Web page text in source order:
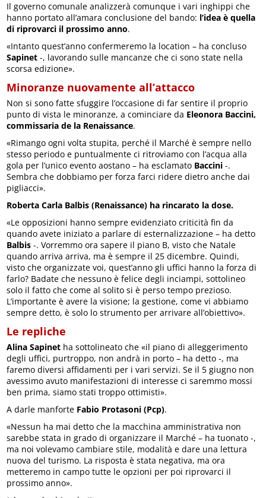
Il governo comunale analizzerà comunque i vari inghippi che
hanno portato all’amara conclusione del bando: l’idea è quella
di riprovarci il prossimo anno.
«Intanto quest’anno confermeremo la location – ha concluso
Sapinet -, lavorando sulle mancanze che ci sono state nella
scorsa edizione».
Minoranze nuovamente all’attacco
Non si sono fatte sfuggire l’occasione di far sentire il proprio
punto di vista le minoranze, a cominciare da Eleonora Baccini,
commissaria de la Renaissance.
«Rimango ogni volta stupita, perché il Marché è sempre nello
stesso periodo e puntualmente ci ritroviamo con l’acqua alla
gola per l’unico evento aostano – ha esclamato Baccini -.
Sembra che dobbiamo per forza farci ridere dietro anche dai
pigliacci».
Roberta Carla Balbis (Renaissance) ha rincarato la dose.
«Le opposizioni hanno sempre evidenziato criticità fin da
quando avete iniziato a parlare di esternalizzazione – ha detto
Balbis -. Vorremmo ora sapere il piano B, visto che Natale
quando arriva arriva, ma è sempre il 25 dicembre. Quindi,
visto che organizzate voi, quest’anno gli uffici hanno la forza di
farlo? Badate che nessuno è felice degli inciampi, sottolineo
solo il fatto che come al solito si è perso tempo prezioso.
L’importante è avere la visione; la gestione, come vi abbiamo
sempre detto, è solo lo strumento per arrivare all’obiettivo».
Le repliche
Alina Sapinet ha sottolineato che «il piano di alleggerimento
degli uffici, purtroppo, non andrà in porto – ha detto -, ma
faremo diversi affidamenti per i vari servizi. Se il 5 giugno non
avessimo avuto manifestazioni di interesse ci saremmo mossi
ben prima, siamo stati troppo ottimisti».
A darle manforte Fabio Protasoni (Pcp).
«Nessun ha mai detto che la macchina amministrativa non
sarebbe stata in grado di organizzare il Marché – ha tuonato -,
ma noi volevamo cambiare stile, modalità e dare una lettura
nuova del turismo. La risposta è stata negativa, ma ora
metteremo in campo tutte le opzioni per poi riprovarci il
prossimo anno».